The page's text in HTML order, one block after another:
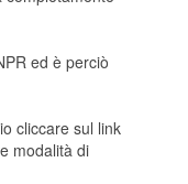
ed è perciò
cliccare sul link
modalità di